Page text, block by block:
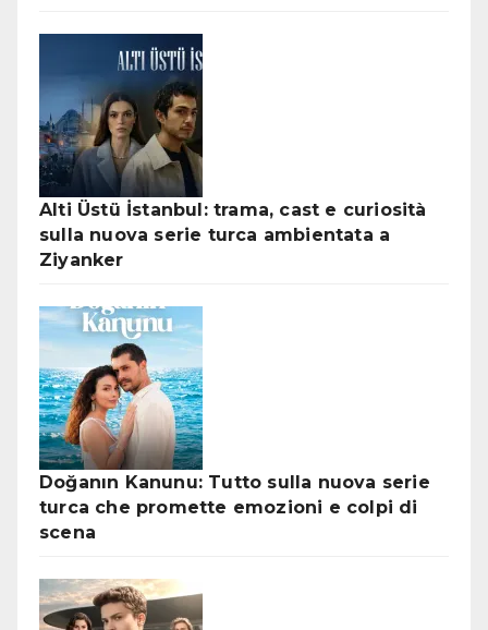
Alti Üstü İstanbul: trama, cast e curiosità
sulla nuova serie turca ambientata a
Ziyanker
Doğanın Kanunu: Tutto sulla nuova serie
turca che promette emozioni e colpi di
scena